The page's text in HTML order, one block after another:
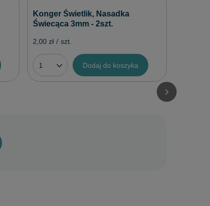
Konger Świetlik, Nasadka
Świecąca 3mm - 2szt.
2,00 zł / szt.
Dodaj do koszyka